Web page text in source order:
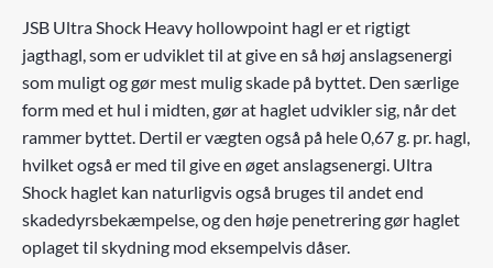
JSB Ultra Shock Heavy hollowpoint hagl er et rigtigt
jagthagl, som er udviklet til at give en så høj anslagsenergi
som muligt og gør mest mulig skade på byttet. Den særlige
form med et hul i midten, gør at haglet udvikler sig, når det
rammer byttet. Dertil er vægten også på hele 0,67 g. pr. hagl,
hvilket også er med til give en øget anslagsenergi. Ultra
Shock haglet kan naturligvis også bruges til andet end
skadedyrsbekæmpelse, og den høje penetrering gør haglet
oplaget til skydning mod eksempelvis dåser.